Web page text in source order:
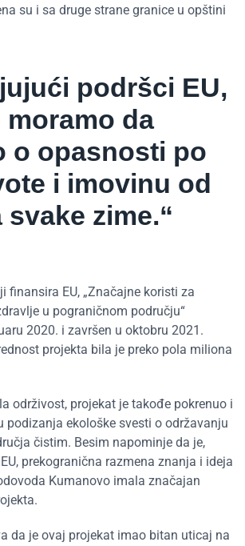
su i sa druge strane granice u opštini
podršci EU,
moramo da
o opasnosti po
i imovinu od
zime.“
finansira EU, „Značajne koristi za
u pograničnom području“
2020. i završen u oktobru 2021.
projekta bila je preko pola miliona
održivost, projekat je takođe pokrenuo i
podizanja ekološke svesti o održavanju
čistim. Besim napominje da je,
prekogranična razmena znanja i ideja
Kumanovo imala značajan
da je ovaj projekat imao bitan uticaj na